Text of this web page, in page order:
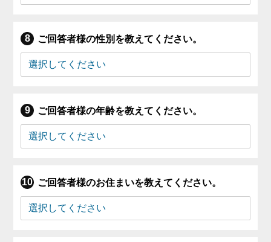
ご回答者様の性別を教えてください。
ご回答者様の年齢を教えてください。
ご回答者様のお住まいを教えてください。